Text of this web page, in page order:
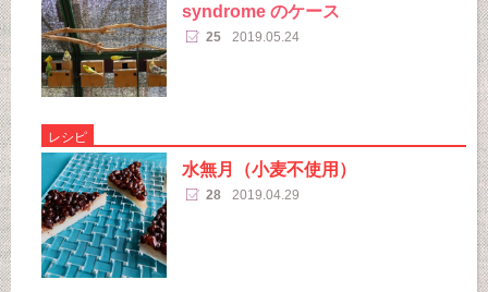
syndrome のケース
25 2019.05.24
レシピ
水無月（小麦不使用）
28 2019.04.29